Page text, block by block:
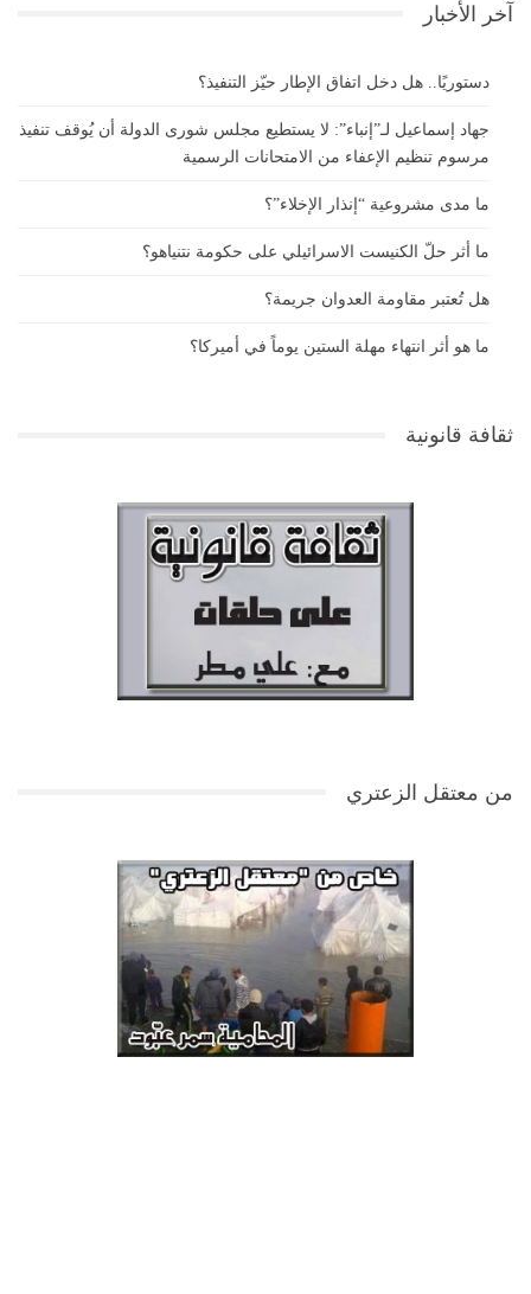
آخر الأخبار
دستوريًا.. هل دخل اتفاق الإطار حيّز التنفيذ؟
جهاد إسماعيل لـ”إنباء”: لا يستطيع مجلس شورى الدولة أن يُوقف تنفيذ
مرسوم تنظيم الإعفاء من الامتحانات الرسمية
ما مدى مشروعية “إنذار الإخلاء”؟
ما أثر حلّ الكنيست الاسرائيلي على حكومة نتنياهو؟
هل تُعتبر مقاومة العدوان جريمة؟
ما هو أثر انتهاء مهلة الستين يوماً في أميركا؟
ثقافة قانونية
من معتقل الزعتري